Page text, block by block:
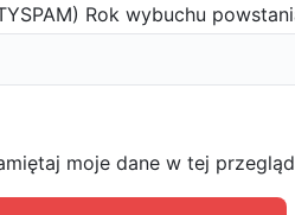
Rok wybuchu
moje dane w tej